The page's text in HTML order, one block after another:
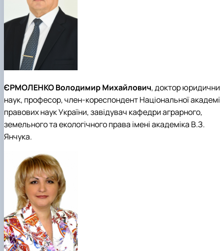
ЄРМОЛЕНКО Володимир Михайлович, доктор
наук, професор, член-кореспондент Національної
правових наук України, завідувач кафедри аграрного,
земельного та екологічного права імені академіка В.З.
Янчука.